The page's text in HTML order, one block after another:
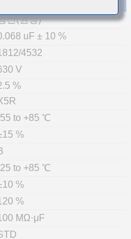
산(권장)
uF ± 10 %
4532
V
%
to +85 ℃
%
to +85 ℃
%
%
MΩ·μF